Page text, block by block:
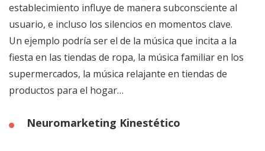
establecimiento influye de manera subconsciente al
usuario, e incluso los silencios en momentos clave.
Un ejemplo podría ser el de la música que incita a la
fiesta en las tiendas de ropa, la música familiar en los
supermercados, la música relajante en tiendas de
productos para el hogar…
Neuromarketing Kinestético